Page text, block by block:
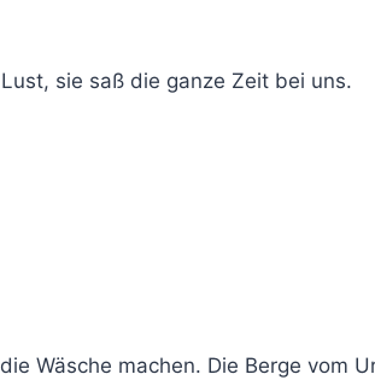
sie saß die ganze Zeit bei uns.
Wäsche machen. Die Berge vom